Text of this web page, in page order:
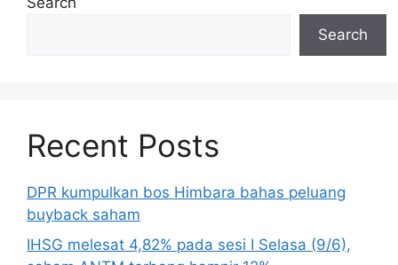
Search
Recent Posts
DPR kumpulkan bos Himbara bahas peluang
buyback saham
IHSG melesat 4,82% pada sesi I Selasa (9/6),